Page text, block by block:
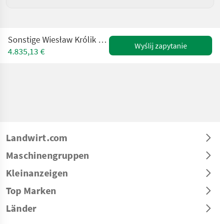
Sonstige Wiesław Królik Herbizidbalken / Herbicide Boom
4.835,13 €
Wyślij zapytanie
Landwirt.com
Maschinengruppen
Kleinanzeigen
Top Marken
Länder